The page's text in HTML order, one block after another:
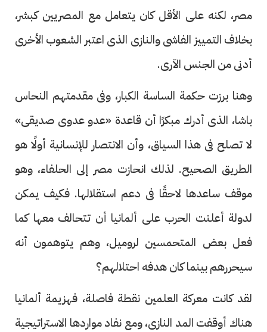
مصر، لكنه على الأقل كان يتعامل مع المصريين كبشر،
بخلاف التمييز الفاشى والنازى الذى اعتبر الشعوب الأخرى
أدنى من الجنس الآرى.
وهنا برزت حكمة الساسة الكبار، وفى مقدمتهم النحاس
باشا، الذى أدرك مبكرًا أن قاعدة «عدو عدوى صديقى»
لا تصلح فى هذا السياق، وأن الانتصار للإنسانية أولًا هو
الطريق الصحيح. لذلك انحازت مصر إلى الحلفاء، وهو
موقف ساعدها لاحقًا فى دعم استقلالها. فكيف يمكن
لدولة أعلنت الحرب على ألمانيا أن تتحالف معها كما
فعل بعض المتحمسين لروميل، وهم يتوهمون أنه
سيحررهم بينما كان هدفه احتلالهم؟
لقد كانت معركة العلمين نقطة فاصلة، فهزيمة ألمانيا
هناك أوقفت المد النازى، ومع نفاد مواردها الاستراتيجية